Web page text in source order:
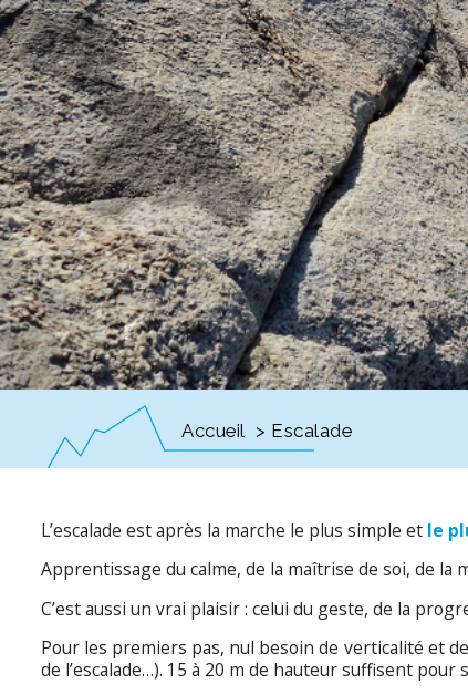
Accueil > Escalade
L’escalade est après la marche le plus simple et le
Apprentissage du calme, de la maîtrise de soi, de la
C’est aussi un vrai plaisir : celui du geste, de la
Pour les premiers pas, nul besoin de verticalité et
de l’escalade…). 15 à 20 m de hauteur suffisent